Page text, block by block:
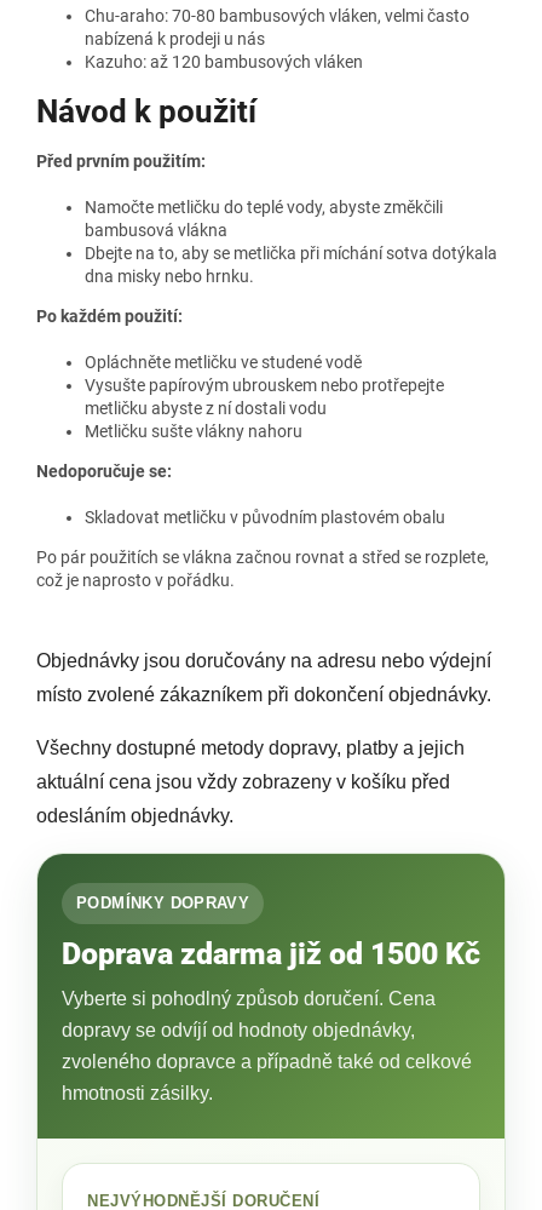
Chu-araho: 70-80 bambusových vláken, velmi často
nabízená k prodeji u nás
Kazuho: až 120 bambusových vláken
Návod k použití
Před prvním použitím:
Namočte metličku do teplé vody, abyste změkčili
bambusová vlákna
Dbejte na to, aby se metlička při míchání sotva dotýkala
dna misky nebo hrnku.
Po každém použití:
Opláchněte metličku ve studené vodě
Vysušte papírovým ubrouskem nebo protřepejte
metličku abyste z ní dostali vodu
Metličku sušte vlákny nahoru
Nedoporučuje se:
Skladovat metličku v původním plastovém obalu
Po pár použitích se vlákna začnou rovnat a střed se rozplete,
což je naprosto v pořádku.
Objednávky jsou doručovány na adresu nebo výdejní
místo zvolené zákazníkem při dokončení objednávky.
Všechny dostupné metody dopravy, platby a jejich
aktuální cena jsou vždy zobrazeny v košíku před
odesláním objednávky.
PODMÍNKY DOPRAVY
Doprava zdarma již od 1500 Kč
Vyberte si pohodlný způsob doručení. Cena
dopravy se odvíjí od hodnoty objednávky,
zvoleného dopravce a případně také od celkové
hmotnosti zásilky.
NEJVÝHODNĚJŠÍ DORUČENÍ